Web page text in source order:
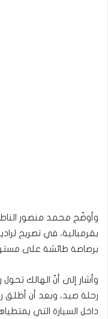
وأوضّح محمد منصور
بقرمبالية، في تصريح
برصاصة طائشة على
وأشار إلى أنّ الهالك
رحلة صيد، وبعد أن أطلق
داخل السيارة التي